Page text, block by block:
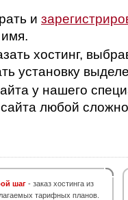
и
хостинг,
установку
у нашего
любой
шаг - заказ хостинга из
тарифных планов.